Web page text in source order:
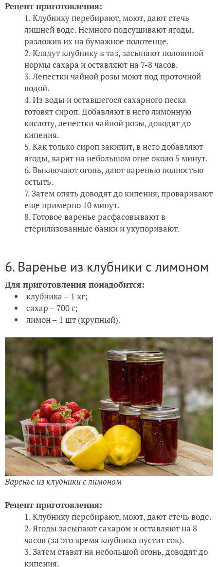
Рецепт приготовления:
Клубнику перебирают, моют, дают стечь
лишней воде. Немного подсушивают ягоды,
разложив их на бумажное полотенце.
Кладут клубнику в таз, засыпают половиной
нормы сахара и оставляют на 7-8 часов.
Лепестки чайной розы моют под проточной
водой.
Из воды и оставшегося сахарного песка
готовят сироп. Добавляют в него лимонную
кислоту, лепестки чайной розы, доводят до
кипения.
Как только сироп закипит, в него добавляют
ягоды, варят на небольшом огне около 5 минут.
Выключают огонь, дают варенью полностью
остыть.
Затем опять доводят до кипения, проваривают
еще примерно 10 минут.
Готовое варенье расфасовывают в
стерилизованные банки и укупоривают.
6. Варенье из клубники с лимоном
Для приготовления понадобится:
клубника – 1 кг;
сахар – 700 г;
лимон – 1 шт (крупный).
Варенье из клубники с лимоном
Рецепт приготовления:
Клубнику перебирают, моют, дают стечь воде.
Ягоды засыпают сахаром и оставляют на 8
часов (за это время клубника пустит сок).
Затем ставят на небольшой огонь, доводят до
кипения.